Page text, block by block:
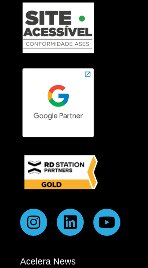
Acelera News